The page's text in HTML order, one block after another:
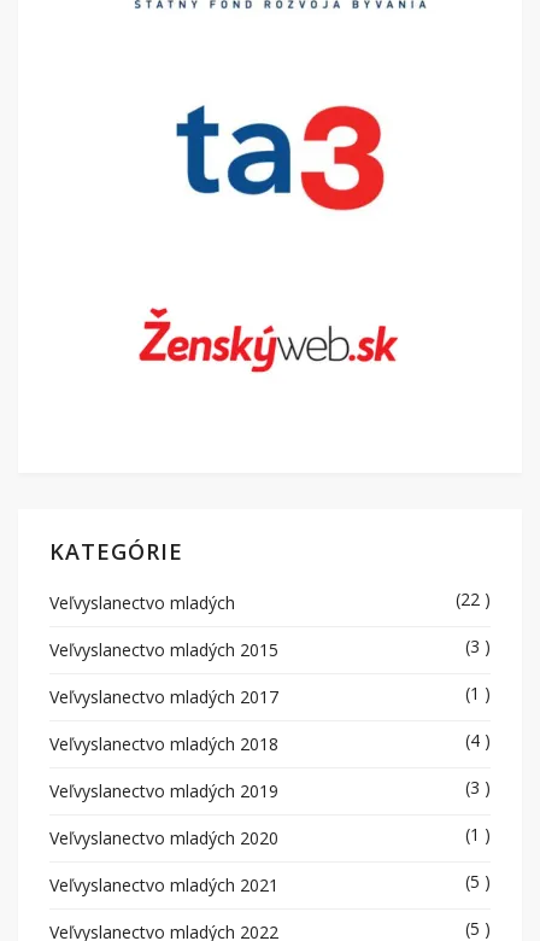
KATEGÓRIE
Veľvyslanectvo mladých (22 )
Veľvyslanectvo mladých 2015 (3 )
Veľvyslanectvo mladých 2017 (1 )
Veľvyslanectvo mladých 2018 (4 )
Veľvyslanectvo mladých 2019 (3 )
Veľvyslanectvo mladých 2020 (1 )
Veľvyslanectvo mladých 2021 (5 )
Veľvyslanectvo mladých 2022 (5 )